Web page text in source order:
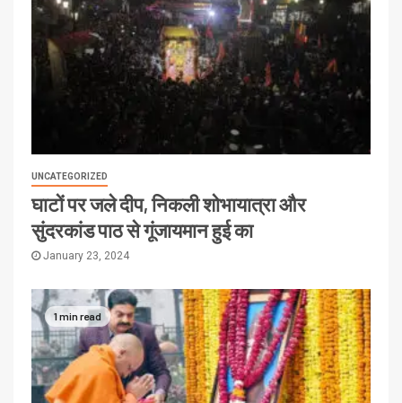
UNCATEGORIZED
घाटों पर जले दीप, निकली शोभायात्रा और
सुंदरकांड पाठ से गूंजायमान हुई का
January 23, 2024
1 min read